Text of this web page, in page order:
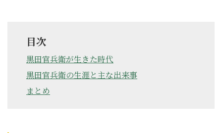
目次
黒田官兵衛が生きた時代
黒田官兵衛の生涯と主な出来事
まとめ